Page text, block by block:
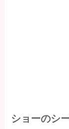
ショーのシ